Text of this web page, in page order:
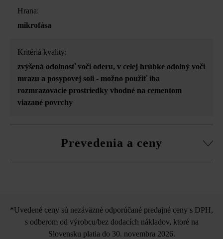
Hrana:
mikrofása
Kritériá kvality:
zvýšená odolnosť voči oderu, v celej hrúbke odolný voči
mrazu a posypovej soli - možno použiť iba
rozmrazovacie prostriedky vhodné na cementom
viazané povrchy
Prevedenia a ceny
*Uvedené ceny sú nezáväzné odporúčané predajné ceny s DPH,
s odberom od výrobcu/bez dodacích nákladov, ktoré na
Slovensku platia do 30. novembra 2026.